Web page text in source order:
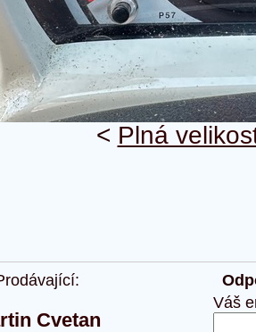
< Plná
Cvetan
Váš